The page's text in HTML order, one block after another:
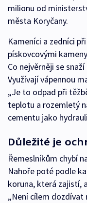
milionu od
města Koryčany.
Kameníci a zedníci
pískovcovými
Co nejvěrněji se
Využívají vápennou
„Je to odpad při
teplotu a rozemletý
cementu jako
Důležité je
Řemeslníkům chybí
Nahoře poté podle
koruna, která zajistí,
„Není cílem dozdívat